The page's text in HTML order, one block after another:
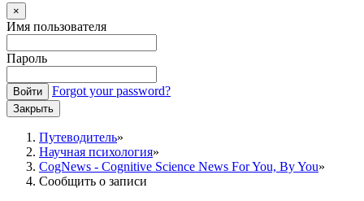
×
Имя пользователя
Пароль
Войти Forgot your password?
Закрыть
Путеводитель
Научная психология
CogNews - Cognitive Science News For You, By You
Сообщить о записи